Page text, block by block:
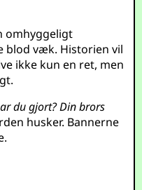
omhyggeligt
blod væk. Historien vil
ikke kun en ret, men
du gjort? Din brors
husker. Bannerne